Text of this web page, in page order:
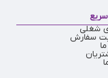
شغلی
سفارش